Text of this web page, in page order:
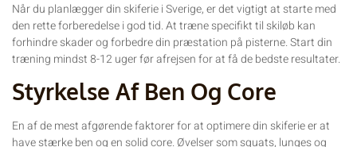
Når du planlægger din skiferie i Sverige, er det vigtigt at starte med
den rette forberedelse i god tid. At træne specifikt til skiløb kan
forhindre skader og forbedre din præstation på pisterne. Start din
træning mindst 8-12 uger før afrejsen for at få de bedste resultater.
Styrkelse Af Ben Og Core
En af de mest afgørende faktorer for at optimere din skiferie er at
have stærke ben og en solid core. Øvelser som squats, lunges og